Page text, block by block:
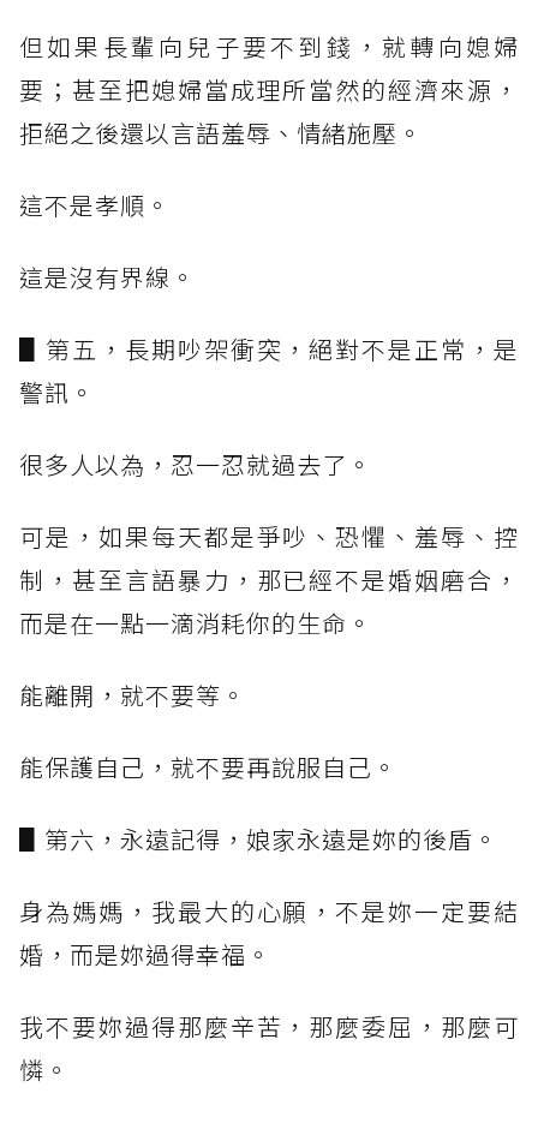
但如果長輩向兒子要不到錢，就轉向媳婦
要；甚至把媳婦當成理所當然的經濟來源，
拒絕之後還以言語羞辱、情緒施壓。
這不是孝順。
這是沒有界線。
▋第五，長期吵架衝突，絕對不是正常，是
警訊。
很多人以為，忍一忍就過去了。
可是，如果每天都是爭吵、恐懼、羞辱、控
制，甚至言語暴力，那已經不是婚姻磨合，
而是在一點一滴消耗你的生命。
能離開，就不要等。
能保護自己，就不要再說服自己。
▋第六，永遠記得，娘家永遠是妳的後盾。
身為媽媽，我最大的心願，不是妳一定要結
婚，而是妳過得幸福。
我不要妳過得那麼辛苦，那麼委屈，那麼可
憐。